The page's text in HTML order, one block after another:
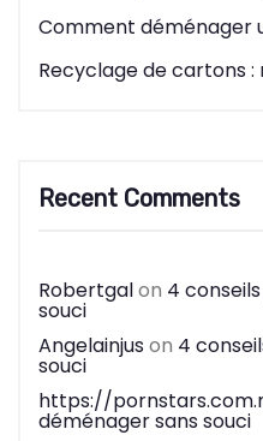
Comment déménager
Recyclage de cartons :
Recent Comments
Robertgalon 4
souci
Angelainjuson 4
souci
https://
déménager sans souci